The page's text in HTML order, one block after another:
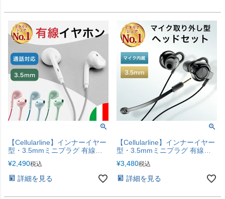
【Cellularline】インナーイヤー
型・3.5mmミニプラグ 有線イ
¥2,490税込
詳細を見る
【Cellularline】インナーイヤー
型・3.5mmミニプラグ 有線イ
¥3,480税込
詳細を見る